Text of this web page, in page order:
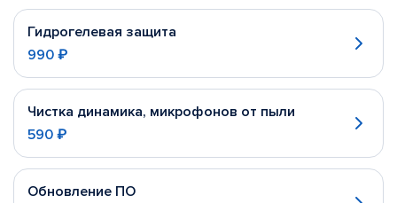
Гидрогелевая защита
990 ₽
Чистка динамика, микрофонов от пыли
590 ₽
Обновление ПО